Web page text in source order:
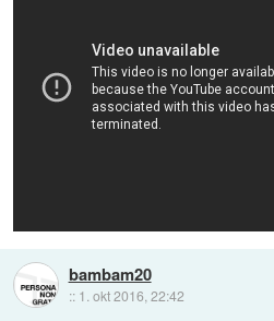
bambam20
:: 1. okt 2016, 22:42